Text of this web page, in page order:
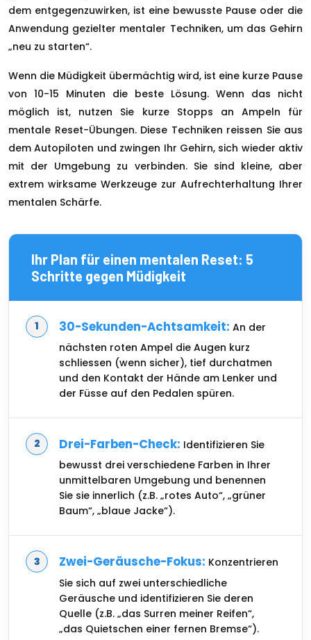
dem entgegenzuwirken, ist eine bewusste Pause oder die
Anwendung gezielter mentaler Techniken, um das Gehirn
„neu zu starten“.
Wenn die Müdigkeit übermächtig wird, ist eine kurze Pause
von 10-15 Minuten die beste Lösung. Wenn das nicht
möglich ist, nutzen Sie kurze Stopps an Ampeln für
mentale Reset-Übungen. Diese Techniken reissen Sie aus
dem Autopiloten und zwingen Ihr Gehirn, sich wieder aktiv
mit der Umgebung zu verbinden. Sie sind kleine, aber
extrem wirksame Werkzeuge zur Aufrechterhaltung Ihrer
mentalen Schärfe.
Ihr Plan für einen mentalen Reset: 5
Schritte gegen Müdigkeit
30-Sekunden-Achtsamkeit: An der
nächsten roten Ampel die Augen kurz
schliessen (wenn sicher), tief durchatmen
und den Kontakt der Hände am Lenker und
der Füsse auf den Pedalen spüren.
Drei-Farben-Check: Identifizieren Sie
bewusst drei verschiedene Farben in Ihrer
unmittelbaren Umgebung und benennen
Sie sie innerlich (z.B. „rotes Auto“, „grüner
Baum“, „blaue Jacke“).
Zwei-Geräusche-Fokus: Konzentrieren
Sie sich auf zwei unterschiedliche
Geräusche und identifizieren Sie deren
Quelle (z.B. „das Surren meiner Reifen“,
„das Quietschen einer fernen Bremse“).